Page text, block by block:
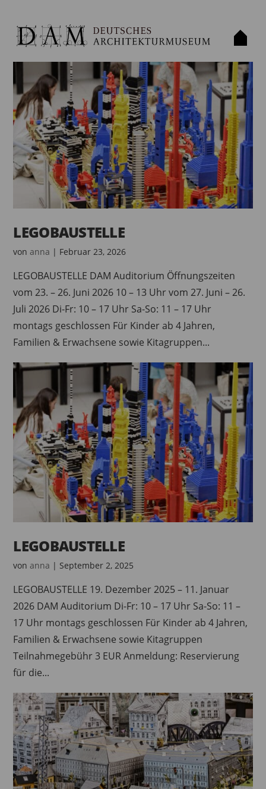
LEGOBAUSTELLE
vonanna | Februar 23, 2026
LEGOBAUSTELLE DAM Auditorium Öffnungszeiten
vom 23. – 26. Juni 2026 10 – 13 Uhr vom 27. Juni – 26.
Juli 2026 Di-Fr: 10 – 17 Uhr Sa-So: 11 – 17 Uhr
montags geschlossen Für Kinder ab 4 Jahren,
Familien & Erwachsene sowie Kitagruppen...
LEGOBAUSTELLE
vonanna | September 2, 2025
LEGOBAUSTELLE 19. Dezember 2025 – 11. Januar
2026 DAM Auditorium Di-Fr: 10 – 17 Uhr Sa-So: 11 –
17 Uhr montags geschlossen Für Kinder ab 4 Jahren,
Familien & Erwachsene sowie Kitagruppen
Teilnahmegebühr 3 EUR Anmeldung: Reservierung
für die...